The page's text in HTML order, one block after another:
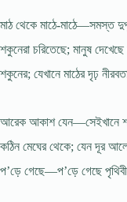
মাঠ থেকে মাঠে-মাঠে—সমস্ত
শকুনেরা চরিতেছে; মানুষ
শকুনের; যেখানে মাঠের দৃঢ়
আরেক আকাশ যেন—সেইখানে
কঠিন মেঘের থেকে; যেন দূর
প’ড়ে গেছে—প’ড়ে গেছে